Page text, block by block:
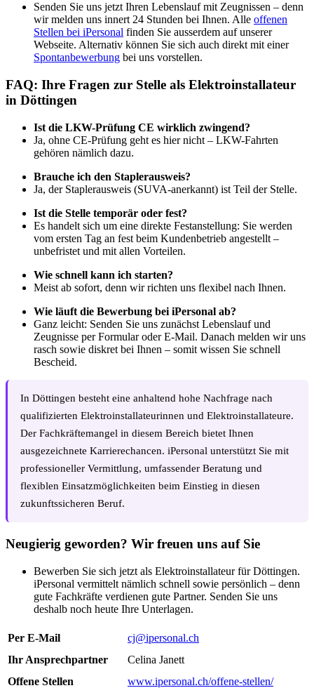
Senden Sie uns jetzt Ihren Lebenslauf mit Zeugnissen – denn
wir melden uns innert 24 Stunden bei Ihnen. Alle offenen
Stellen bei iPersonal finden Sie ausserdem auf unserer
Webseite. Alternativ können Sie sich auch direkt mit einer
Spontanbewerbung bei uns vorstellen.
FAQ: Ihre Fragen zur Stelle als Elektroinstallateur
in Döttingen
Ist die LKW-Prüfung CE wirklich zwingend?
Ja, ohne CE-Prüfung geht es hier nicht – LKW-Fahrten
gehören nämlich dazu.
Brauche ich den Staplerausweis?
Ja, der Staplerausweis (SUVA-anerkannt) ist Teil der Stelle.
Ist die Stelle temporär oder fest?
Es handelt sich um eine direkte Festanstellung: Sie werden
vom ersten Tag an fest beim Kundenbetrieb angestellt –
unbefristet und mit allen Vorteilen.
Wie schnell kann ich starten?
Meist ab sofort, denn wir richten uns flexibel nach Ihnen.
Wie läuft die Bewerbung bei iPersonal ab?
Ganz leicht: Senden Sie uns zunächst Lebenslauf und
Zeugnisse per Formular oder E-Mail. Danach melden wir uns
rasch sowie diskret bei Ihnen – somit wissen Sie schnell
Bescheid.
In Döttingen besteht eine anhaltend hohe Nachfrage nach
qualifizierten Elektroinstallateurinnen und Elektroinstallateure.
Der Fachkräftemangel in diesem Bereich bietet Ihnen
ausgezeichnete Karrierechancen. iPersonal unterstützt Sie mit
professioneller Vermittlung, umfassender Beratung und
flexiblen Einsatzmöglichkeiten beim Einstieg in diesen
zukunftssicheren Beruf.
Neugierig geworden? Wir freuen uns auf Sie
Bewerben Sie sich jetzt als Elektroinstallateur für Döttingen.
iPersonal vermittelt nämlich schnell sowie persönlich – denn
gute Fachkräfte verdienen gute Partner. Senden Sie uns
deshalb noch heute Ihre Unterlagen.
Per E-Mail
cj@ipersonal.ch
Ihr Ansprechpartner
Celina Janett
Offene Stellen
www.ipersonal.ch/offene-stellen/